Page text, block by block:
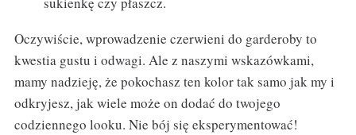
Oczywiście, wprowadzenie czerwieni do garderoby to
kwestia gustu i odwagi. Ale z naszymi wskazówkami,
mamy nadzieję, że pokochasz ten kolor tak samo jak my i
odkryjesz, jak wiele może on dodać do twojego
codziennego looku. Nie bój się eksperymentować!